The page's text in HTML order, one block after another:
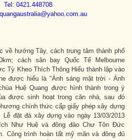
Tel: 0421.448708
về hướng Tây, cách trung tâm thành phố
cách sân bay Quốc Tế Melbourne
Tỳ Kheo Thích Thông Hiếu thành lập vào
được hiểu là "Ánh sáng mặt trời - Ánh
Huệ Quang được hình thành trong ý
được sinh hoạt trong căn nhà, sau đó
chính thức cấp giấy phép xây dựng
Lễ đặt đá xây dựng vào ngày 13/03/2013
Như Huệ và đông đảo Chư Tôn Đức
Công trình hoàn tất mỹ mãn và đông đủ